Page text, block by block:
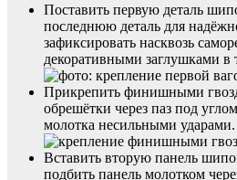
Поставить первую деталь
последнюю деталь для
зафиксировать насквозь
декоративными заглушками в
Прикрепить финишными
обрешётки через паз под
молотка несильными ударами.
Вставить вторую панель
подбить панель молотком